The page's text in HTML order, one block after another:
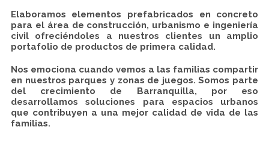
Elaboramos elementos prefabricados en concreto
para el área de construcción, urbanismo e ingeniería
civil ofreciéndoles a nuestros clientes un amplio
portafolio de productos de primera calidad.
Nos emociona cuando vemos a las familias compartir
en nuestros parques y zonas de juegos. Somos parte
del crecimiento de Barranquilla, por eso
desarrollamos soluciones para espacios urbanos
que contribuyen a una mejor calidad de vida de las
familias.